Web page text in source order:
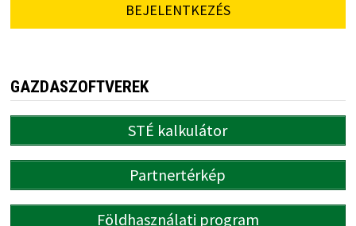
BEJELENTKEZÉS
GAZDASZOFTVEREK
STÉ kalkulátor
Partnertérkép
Földhasználati program